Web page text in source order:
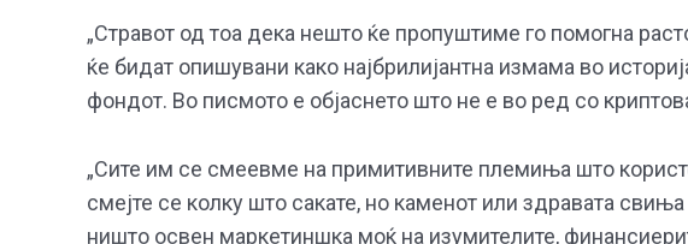
„Стравот од тоа дека нешто ќе пропуштиме го помогна
ќе бидат опишувани како најбрилијантна измама во
фондот. Во писмото е објаснето што не е во ред со
„Сите им се смеевме на примитивните племиња што
смејте се колку што сакате, но каменот или здравата
ништо освен маркетиншка моќ на изумителите,